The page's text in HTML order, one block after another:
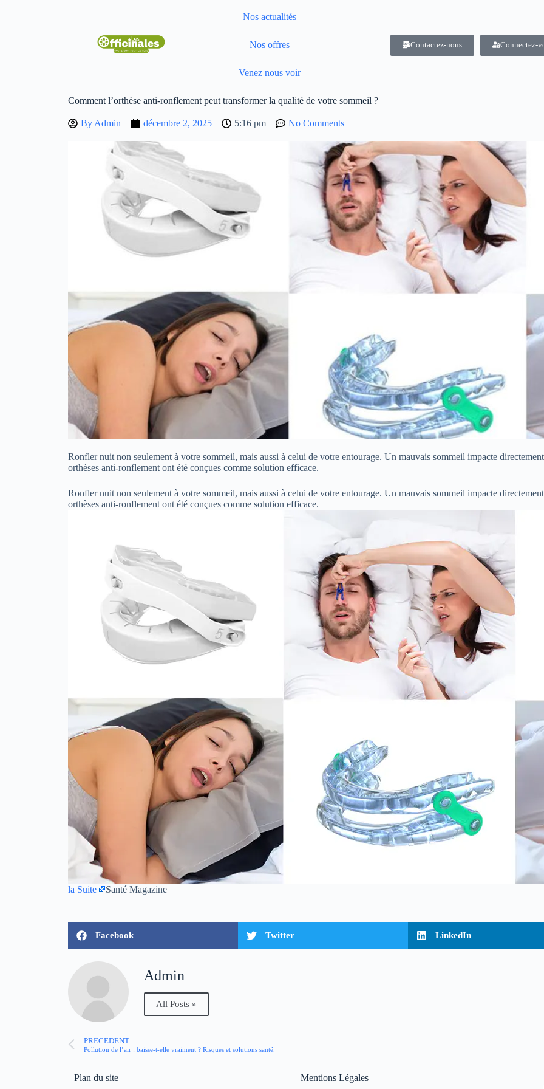
Nos actualités
Nos offres
Venez nous voir
Contactez-nous Connectez-
Comment l’orthèse anti-ronflement peut transformer la qualité de votre sommeil ?
By Admin décembre 2, 2025 5:16 pm No Comments
Ronfler nuit non seulement à votre sommeil, mais aussi à celui de votre entourage. Un mauvais sommeil impacte
orthèses anti-ronflement ont été conçues comme solution efficace.
Ronfler nuit non seulement à votre sommeil, mais aussi à celui de votre entourage. Un mauvais sommeil impacte
orthèses anti-ronflement ont été conçues comme solution efficace.
la Suite Santé Magazine
Facebook Twitter LinkedIn
Admin
All Posts »
PRÉCÉDENT
Pollution de l’air : baisse-t-elle vraiment ? Risques et solutions santé.
Plan du site Mentions Légales